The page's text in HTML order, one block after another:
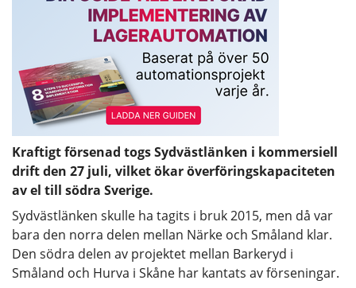
Kraftigt försenad togs Sydvästlänken i kommersiell
drift den 27 juli, vilket ökar överföringskapaciteten
av el till södra Sverige.
Sydvästlänken skulle ha tagits i bruk 2015, men då var
bara den norra delen mellan Närke och Småland klar.
Den södra delen av projektet mellan Barkeryd i
Småland och Hurva i Skåne har kantats av förseningar.